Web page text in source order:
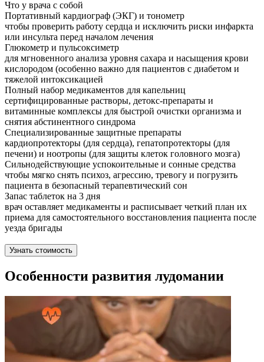
Что у врача с собой
Портативный кардиограф (ЭКГ) и тонометр
чтобы проверить работу сердца и исключить риски инфаркта
или инсульта перед началом лечения
Глюкометр и пульсоксиметр
для мгновенного анализа уровня сахара и насыщения крови
кислородом (особенно важно для пациентов с диабетом и
тяжелой интоксикацией
Полный набор медикаментов для капельниц
сертифицированные растворы, детокс-препараты и
витаминные комплексы для быстрой очистки организма и
снятия абстинентного синдрома
Специализированные защитные препараты
кардиопротекторы (для сердца), гепатопротекторы (для
печени) и ноотропы (для защиты клеток головного мозга)
Сильнодействующие успокоительные и сонные средства
чтобы мягко снять психоз, агрессию, тревогу и погрузить
пациента в безопасный терапевтический сон
Запас таблеток на 3 дня
врач оставляет медикаменты и расписывает четкий план их
приема для самостоятельного восстановления пациента после
уезда бригады
Узнать стоимость
Особенности развития лудомании